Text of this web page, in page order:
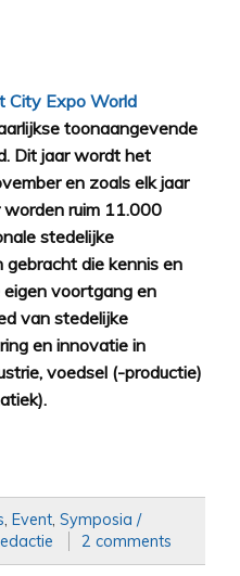
City Expo World
toonaangevende
Dit jaar wordt het
en zoals elk jaar
worden ruim 11.000
stedelijke
die kennis en
voortgang en
van stedelijke
en innovatie in
voedsel (-productie)
, Event,Symposia /
2 comments